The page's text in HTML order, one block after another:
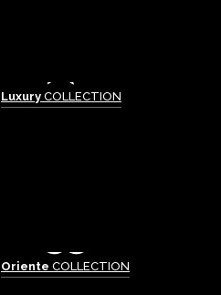
Luxury COLLECTION
Oriente COLLECTION